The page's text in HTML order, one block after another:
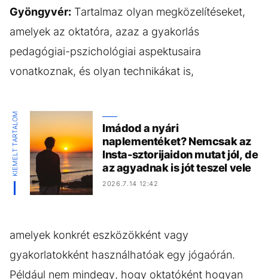
Gyöngyvér: Tartalmaz olyan megközelítéseket,
amelyek az oktatóra, azaz a gyakorlás
pedagógiai-pszichológiai aspektusaira
vonatkoznak, és olyan technikákat is,
KIEMELT TARTALOM
Imádod a nyári
naplementéket? Nemcsak az
Insta-sztorijaidon mutat jól, de
az agyadnak is jót teszel vele
2026.7.14 12:42
amelyek konkrét eszközökként vagy
gyakorlatokként használhatóak egy jógaórán.
Például nem mindegy, hogy oktatóként hogyan